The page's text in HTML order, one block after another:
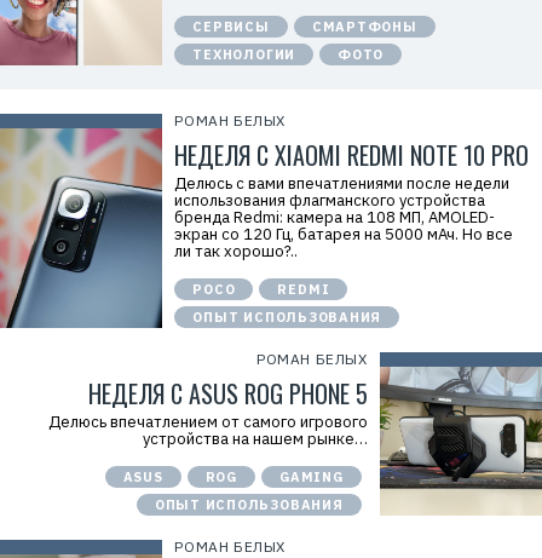
РОМАН БЕЛЫХ
НЕДЕЛЯ С XIAOMI REDMI NOTE 10 PRO
Делюсь с вами впечатлениями после недели
использования флагманского устройства
бренда Redmi: камера на 108 МП, AMOLED-
экран со 120 Гц, батарея на 5000 мАч. Но все
ли так хорошо?..
POCO
REDMI
ОПЫТ ИСПОЛЬЗОВАНИЯ
РОМАН БЕЛЫХ
НЕДЕЛЯ С ASUS ROG PHONE 5
Делюсь впечатлением от самого игрового
устройства на нашем рынке…
ASUS ROG
GAMING
ОПЫТ ИСПОЛЬЗОВАНИЯ
РОМАН БЕЛЫХ
м
п
а
н
а
в
э
й
»
И
7
1
4
1
8
6
8
0
4
СЕРВИСЫ
СМАРТФОНЫ
ТЕХНОЛОГИИ
ФОТО